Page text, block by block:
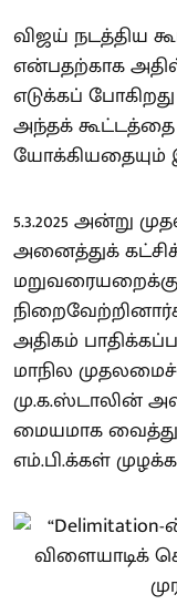
விஜய் நடத்திய
என்பதற்காக அதில்
எடுக்கப்
அந்தக்
5.3.2025 அன்று
அனைத்துக்
அதிகம்
மாநில
மு.க.ஸ்டாலின்
மையமாக வைத்து
எம்.பி.க்கள்